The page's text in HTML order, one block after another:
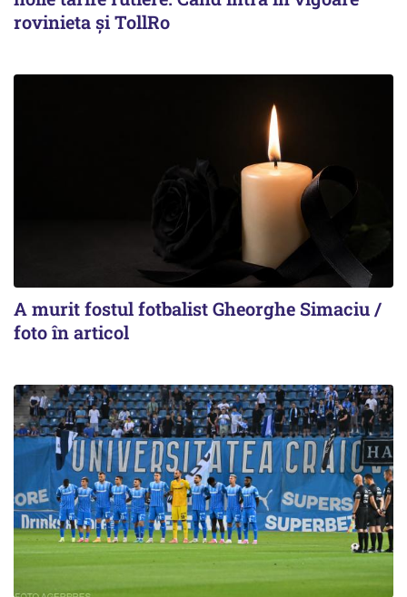
rovinieta și TollRo
A murit fostul fotbalist Gheorghe Simaciu /
foto în articol